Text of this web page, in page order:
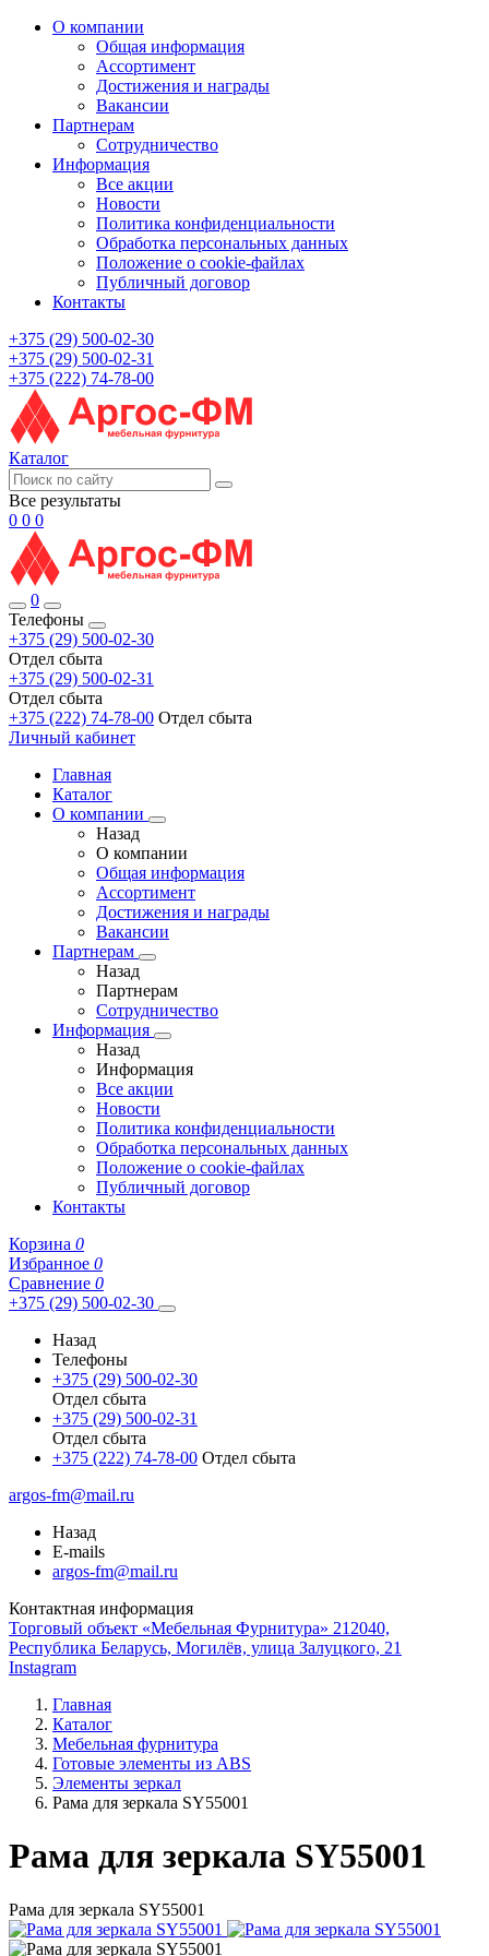
О компании
Общая информация
Ассортимент
Достижения и награды
Вакансии
Партнерам
Сотрудничество
Информация
Все акции
Новости
Политика конфиденциальности
Обработка персональных данных
Положение о cookie-файлах
Публичный договор
Контакты
+375 (29) 500-02-30
+375 (29) 500-02-31
+375 (222) 74-78-00
Каталог
Все результаты
0 0 0
0
Телефоны
+375 (29) 500-02-30
Отдел сбыта
+375 (29) 500-02-31
Отдел сбыта
+375 (222) 74-78-00 Отдел сбыта
Личный кабинет
Главная
Каталог
О компании
Назад
О компании
Общая информация
Ассортимент
Достижения и награды
Вакансии
Партнерам
Назад
Партнерам
Сотрудничество
Информация
Назад
Информация
Все акции
Новости
Политика конфиденциальности
Обработка персональных данных
Положение о cookie-файлах
Публичный договор
Контакты
Корзина 0
Избранное 0
Сравнение 0
+375 (29) 500-02-30
Назад
Телефоны
+375 (29) 500-02-30
Отдел сбыта
+375 (29) 500-02-31
Отдел сбыта
+375 (222) 74-78-00 Отдел сбыта
argos-fm@mail.ru
Назад
E-mails
argos-fm@mail.ru
Контактная информация
Торговый объект «Мебельная Фурнитура» 212040,
Республика Беларусь, Могилёв, улица Залуцкого, 21
Instagram
Главная
Каталог
Мебельная фурнитура
Готовые элементы из ABS
Элементы зеркал
Рама для зеркала SY55001
Рама для зеркала SY55001
Рама для зеркала SY55001